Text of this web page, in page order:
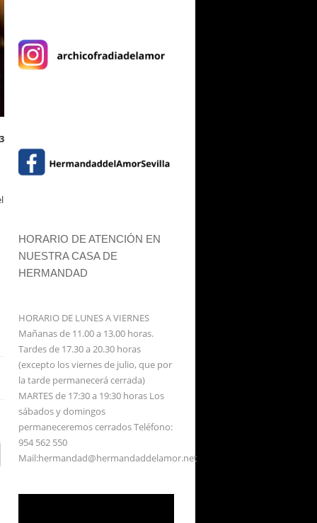
HORARIO DE ATENCIÓN EN
NUESTRA CASA DE
HERMANDAD
HORARIO DE LUNES A VIERNES
Mañanas de 11.00 a 13.00 horas.
Tardes de 17.30 a 20.30 horas
(excepto los viernes de julio, que por
la tarde permanecerá cerrada)
MARTES de 17:30 a 19:30 horas Los
sábados y domingos
permaneceremos cerrados Teléfono:
954 562 550
Mail:hermandad@hermandaddelamor.net